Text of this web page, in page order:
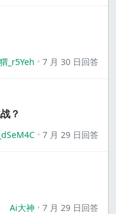
_r5Yeh 7 月 30 日回答
？
7 月 29 日回答
Ai大神 7 月 29 日回答